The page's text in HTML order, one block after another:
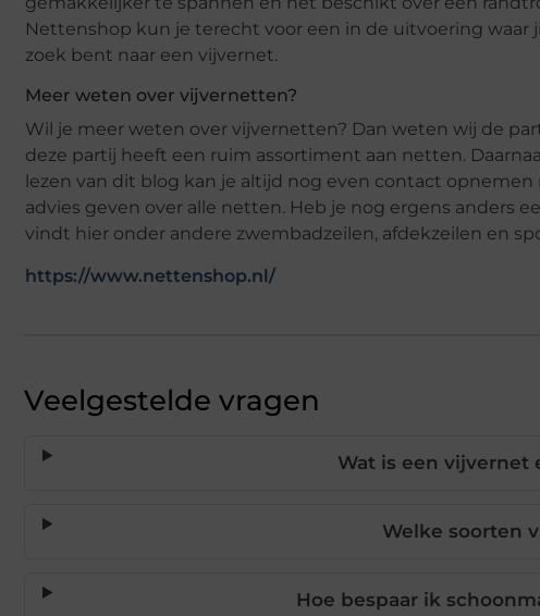
Nettenshop kun je terecht voor een in de uitvoering waar
zoek bent naar een vijvernet.
Meer weten over vijvernetten?
Wil je meer weten over vijvernetten? Dan weten wij de
deze partij heeft een ruim assortiment aan netten.
lezen van dit blog kan je altijd nog even contact
advies geven over alle netten. Heb je nog ergens anders
vindt hier onder andere zwembadzeilen, afdekzeilen en
https://www.nettenshop.nl/
Veelgestelde vragen
Wat is een vijvernet
Welke soorten
Hoe bespaar ik